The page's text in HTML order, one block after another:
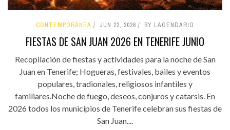
CONTEMPORÁNEA JUN 22, 2026 BY LAGENDARIO
FIESTAS DE SAN JUAN 2026 EN TENERIFE JUNIO
Recopilación de fiestas y actividades para la noche de San
Juan en Tenerife; Hogueras, festivales, bailes y eventos
populares, tradionales, religiosos infantiles y
familiares.Noche de fuego, deseos, conjuros y catarsis. En
2026 todos los municipios de Tenerife celebran sus fiestas de
San Juan....